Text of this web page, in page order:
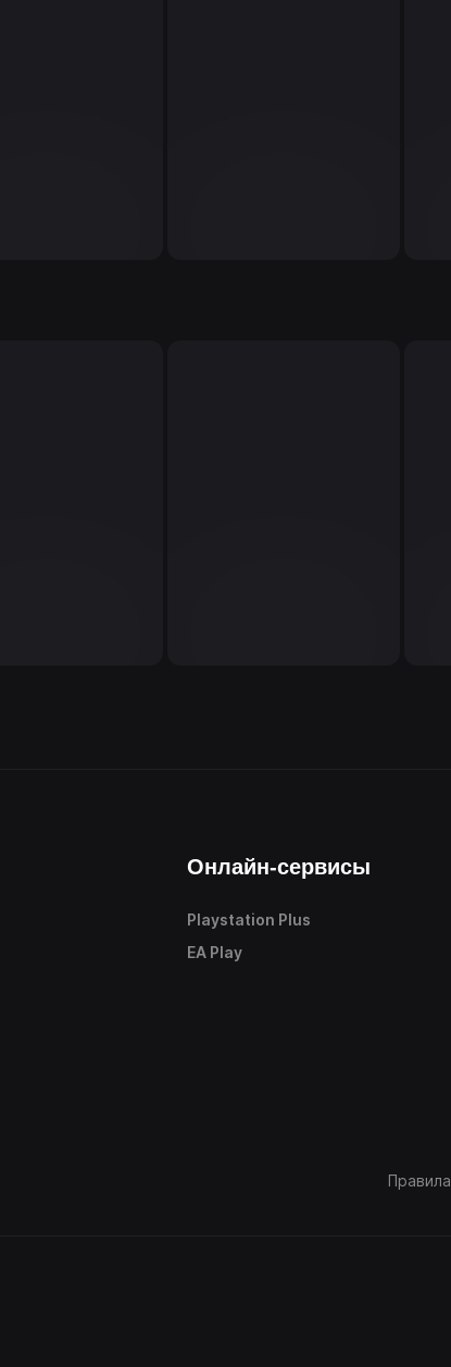
Онлайн-сервисы
Playstation Plus
EA Play
Правила